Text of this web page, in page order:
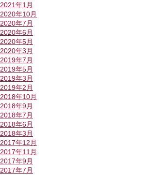
2021年1月
2020年10月
2020年7月
2020年6月
2020年5月
2020年3月
2019年7月
2019年5月
2019年3月
2019年2月
2018年10月
2018年9月
2018年7月
2018年6月
2018年3月
2017年12月
2017年11月
2017年9月
2017年7月